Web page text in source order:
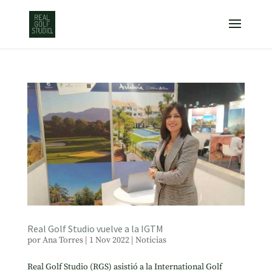
Real Golf Studio vuelve a la IGTM
porAna Torres| 1 Nov 2022| Noticias
Real Golf Studio (RGS) asistió a la International Golf